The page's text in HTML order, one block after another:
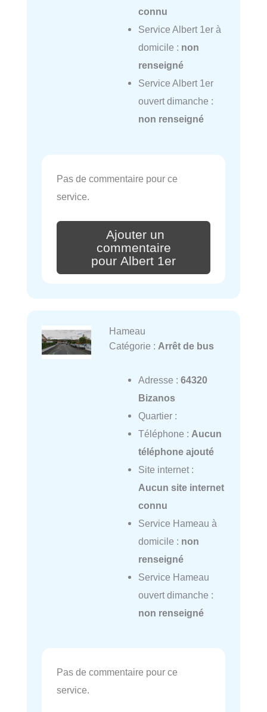
connu
Service Albert 1er à
domicile : non
renseigné
Service Albert 1er
ouvert dimanche :
non renseigné
Pas de commentaire pour ce
service.
Ajouter un
commentaire
pour Albert 1er
Hameau
Catégorie : Arrêt de bus
Adresse : 64320
Bizanos
Quartier :
Téléphone : Aucun
téléphone ajouté
Site internet :
Aucun site internet
connu
Service Hameau à
domicile : non
renseigné
Service Hameau
ouvert dimanche :
non renseigné
Pas de commentaire pour ce
service.